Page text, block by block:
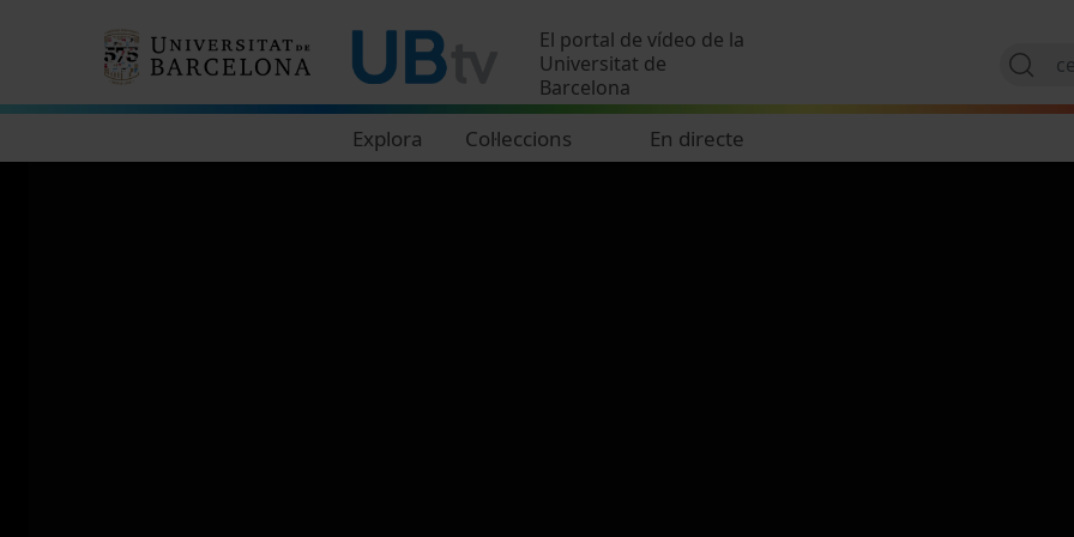
El portal de vídeo de la
Universitat de
Barcelona
Explora Col·leccions En directe